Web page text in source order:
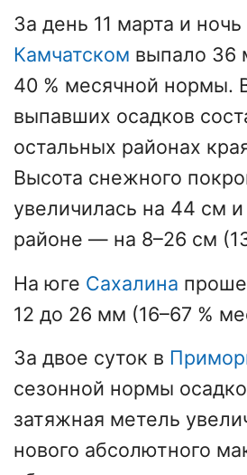
За день 11 марта и ночь
Камчатском выпало 36
40 % месячной нормы.
выпавших осадков
остальных районах
Высота снежного
увеличилась на 44 см
районе — на 8–26 см
На юге Сахалина
12 до 26 мм (16–67 %
За двое суток в
сезонной нормы
затяжная метель
нового абсолютного